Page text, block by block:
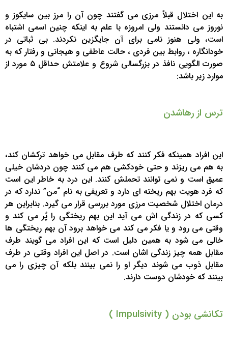
به این اختلال قبلاً مرزی می گفتند چون آن را مرز بین سایکوز و
نوروز می دانستند ولی امروزه با علم به اینکه چنین اسمی اشتباه
است، ولی هنوز نامی برای آن جایگزین نکردند. بی ثباتی در
خودانگاره ، روابط بین فردی ، حالت عاطفی و هیجانی و رفتار که به
صورت الگویی نافذ در بزرگسالی شروع و علامتش حداقل ۵ مورد از
موارد زیر باشد:
ترس از رهاشدن
این افراد همینکه فکر کنند که طرف مقابل می خواهد ترکشان کند،
به هم می ریزند و حتی خودکشی هم می کنند چون دردشان خیلی
عمیق است و نمی توانند تحملش کنند. این درد به خاطر این است
که فرد هویت بهم ریخته ای دارد و تعریفی به نام “من” ندارد که در
درمان اختلال شخصیت مرزی مورد بررسی قرار می گیرد. بنابراین هر
کسی که در زندگی اش می آید این بهم ریختگی را پُر می کند و
وقتی می رود و یا فکر می کند می خواهد برود آن بهم ریختگی ها
خالی می شود به همین دلیل است که این افراد می گویند طرف
مقابل همه چیز زندگی اشان است. در اصل این افراد وقتی در طرف
مقابل ذوب می شوند دیگر او را نمی بینند بلکه آن چیزی را می
بینند که خودشان دوست دارند.
تکانشی بودن ( Impulsivity )